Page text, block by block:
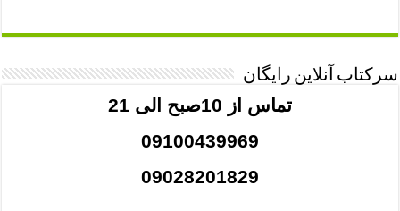
سرکتاب آنلاین رایگان
تماس از 10صبح الی 21
09100439969
09028201829